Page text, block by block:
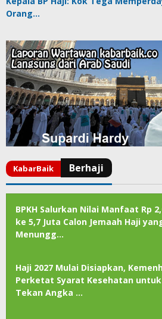
Orang…
BPKH Salurkan Nilai Manfaat Rp
ke 5,7 Juta Calon Jemaah Haji
Menungg…
Haji 2027 Mulai Disiapkan,
Perketat Syarat Kesehatan untuk
Tekan Angka …